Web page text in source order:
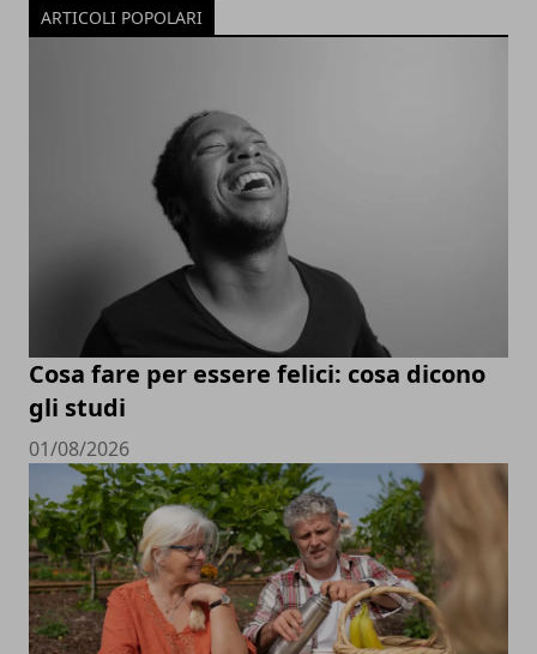
ARTICOLI POPOLARI
Cosa fare per essere felici: cosa dicono
gli studi
01/08/2026